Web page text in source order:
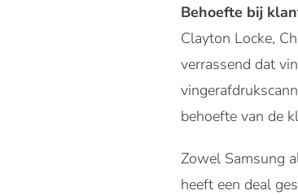
Behoefte bij
Clayton Locke,
verrassend dat
behoefte van de
Zowel Samsung
heeft een deal